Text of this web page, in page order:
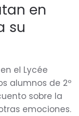
en
su
el Lycée
alumnos de 2º
sobre la
emociones.